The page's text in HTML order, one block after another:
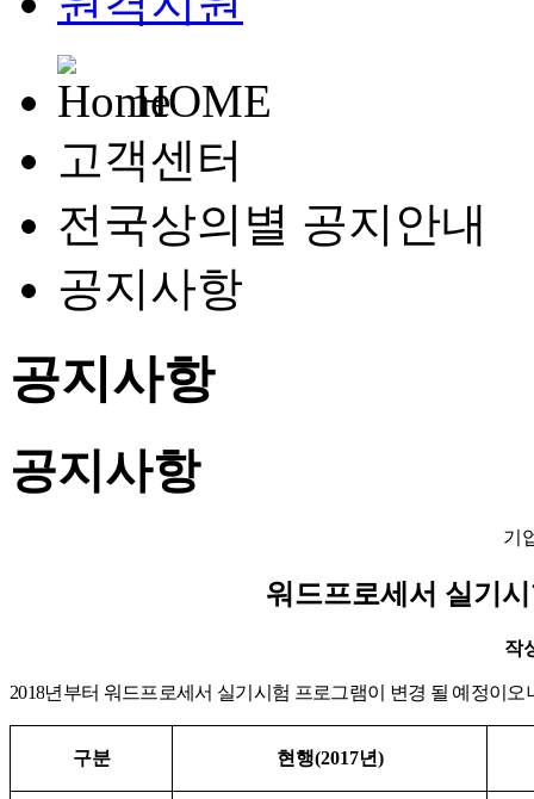
HOME
고객센터
전국상의별 공지안내
공지사항
공지사항
공지사항
기
워드프로세서 실기
작
2018년부터 워드프로세서 실기시험 프로그램이 변경 될 예정이
구분 현행(2017년)